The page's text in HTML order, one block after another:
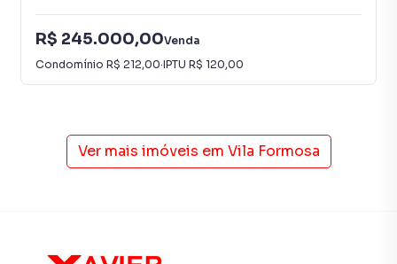
R$ 245.000,00Venda
Condomínio R$ 212,00·IPTU R$ 120,00
Ver mais imóveis em Vila Formosa